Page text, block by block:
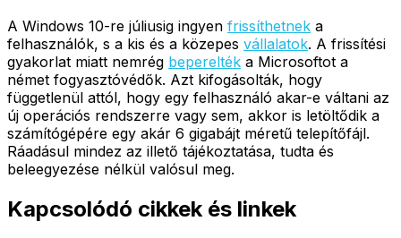
A Windows 10-re júliusig ingyen frissíthetnek a
felhasználók, s a kis és a közepes vállalatok. A frissítési
gyakorlat miatt nemrég beperelték a Microsoftot a
német fogyasztóvédők. Azt kifogásolták, hogy
függetlenül attól, hogy egy felhasználó akar-e váltani az
új operációs rendszerre vagy sem, akkor is letöltődik a
számítógépére egy akár 6 gigabájt méretű telepítőfájl.
Ráadásul mindez az illető tájékoztatása, tudta és
beleegyezése nélkül valósul meg.
Kapcsolódó cikkek és linkek